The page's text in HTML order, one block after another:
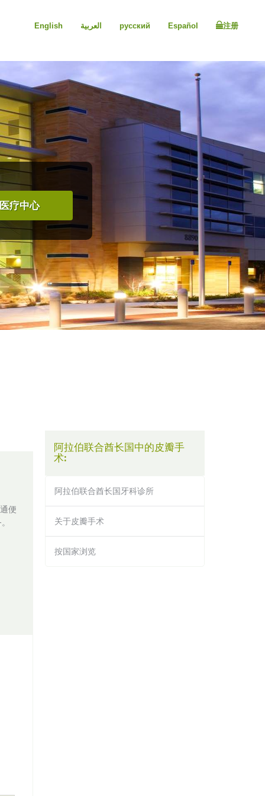
English العربية русский Español 注册
疗中心
便
阿拉伯联合酋长国中的皮瓣手
术:
阿拉伯联合酋长国牙科诊所
关于皮瓣手术
按国家浏览